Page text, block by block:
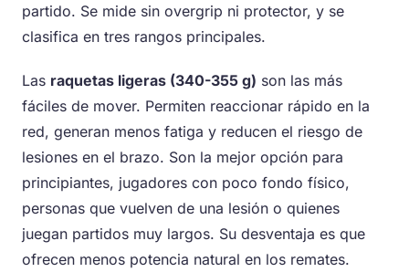
partido. Se mide sin overgrip ni protector, y se
clasifica en tres rangos principales.
Las raquetas ligeras (340-355 g) son las más
fáciles de mover. Permiten reaccionar rápido en la
red, generan menos fatiga y reducen el riesgo de
lesiones en el brazo. Son la mejor opción para
principiantes, jugadores con poco fondo físico,
personas que vuelven de una lesión o quienes
juegan partidos muy largos. Su desventaja es que
ofrecen menos potencia natural en los remates.